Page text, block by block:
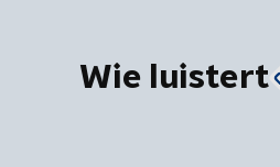
Wie luistert